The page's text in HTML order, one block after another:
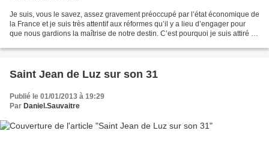
Je suis, vous le savez, assez gravement préoccupé par l’état économique de
la France et je suis très attentif aux réformes qu’il y a lieu d’engager pour
que nous gardions la maîtrise de notre destin. C’est pourquoi je suis attiré en
Saint Jean de Luz sur son 31
Publié le 01/01/2013 à 19:29
Par Daniel.Sauvaitre